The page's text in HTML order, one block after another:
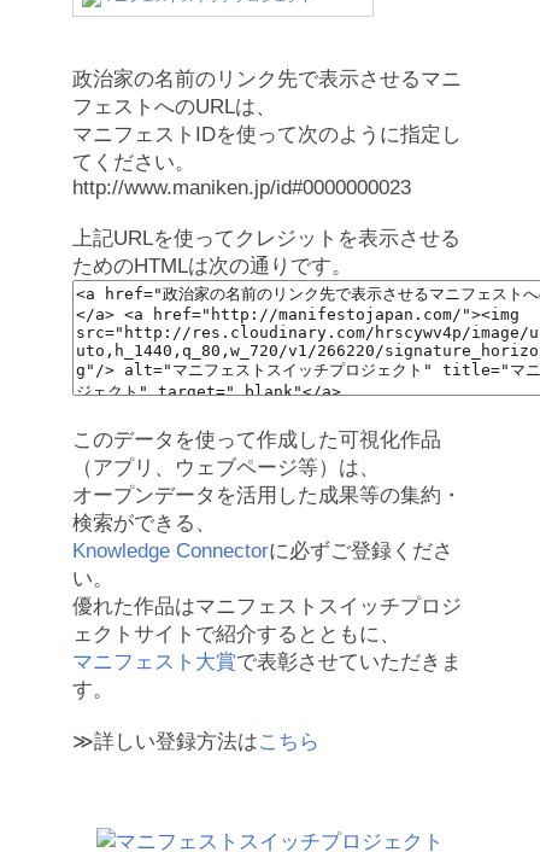
政治家の名前のリンク先で表示させるマニ
フェストへのURLは、
マニフェストIDを使って次のように指定し
てください。
http://www.maniken.jp/id#0000000023
上記URLを使ってクレジットを表示させる
ためのHTMLは次の通りです。
このデータを使って作成した可視化作品
（アプリ、ウェブページ等）は、
オープンデータを活用した成果等の集約・
検索ができる、
Knowledge Connectorに必ずご登録くださ
い。
優れた作品はマニフェストスイッチプロジ
ェクトサイトで紹介するとともに、
マニフェスト大賞で表彰させていただきま
す。
≫詳しい登録方法はこちら